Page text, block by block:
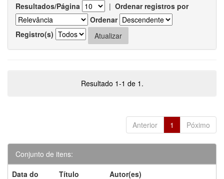
Resultados/Página | Ordenar registros por
Ordenar
Registro(s)
Resultado 1-1 de 1.
Anterior 1 Póximo
Conjunto de itens:
Data do
Título Autor(es)